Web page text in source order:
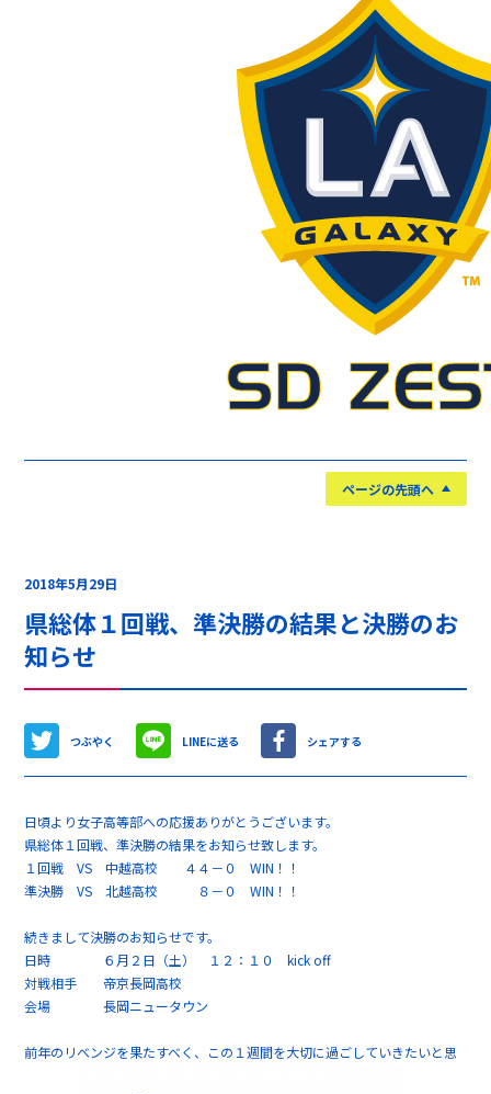
ページの先頭へ
2018年5月29日
県総体１回戦、準決勝の結果と決勝のお
知らせ
つぶやく LINEに送る シェアする
日頃より女子高等部への応援ありがとうございます。
県総体１回戦、準決勝の結果をお知らせ致します。
１回戦 VS 中越高校 ４４－０ WIN！！
準決勝 VS 北越高校 ８－０ WIN！！
続きまして決勝のお知らせです。
日時 ６月２日（土） １２：１０ kick off
対戦相手 帝京長岡高校
会場 長岡ニュータウン
前年のリベンジを果たすべく、この１週間を大切に過ごしていきたいと思